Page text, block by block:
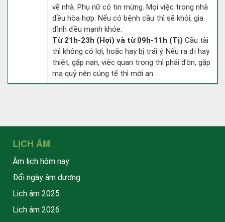
về nhà. Phụ nữ có tin mừng. Mọi việc trong nhà
đều hòa hợp. Nếu có bệnh cầu thì sẽ khỏi, gia
đình đều mạnh khỏe.
Từ 21h-23h (Hợi) và từ 09h-11h (Tị) Cầu tài
thì không có lợi, hoặc hay bị trái ý. Nếu ra đi hay
thiệt, gặp nạn, việc quan trọng thì phải đòn, gặp
ma quỷ nên cúng tế thì mới an.
LỊCH ÂM
Âm lịch hôm nay
Đổi ngày âm dương
Lịch âm 2025
Lịch âm 2026